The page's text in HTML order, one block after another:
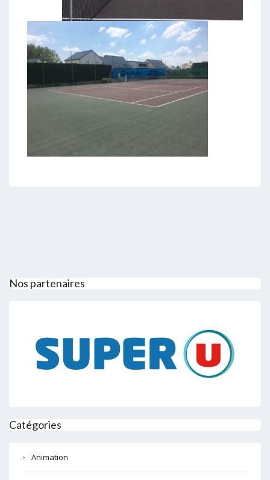
Nos partenaires
Catégories
Animation